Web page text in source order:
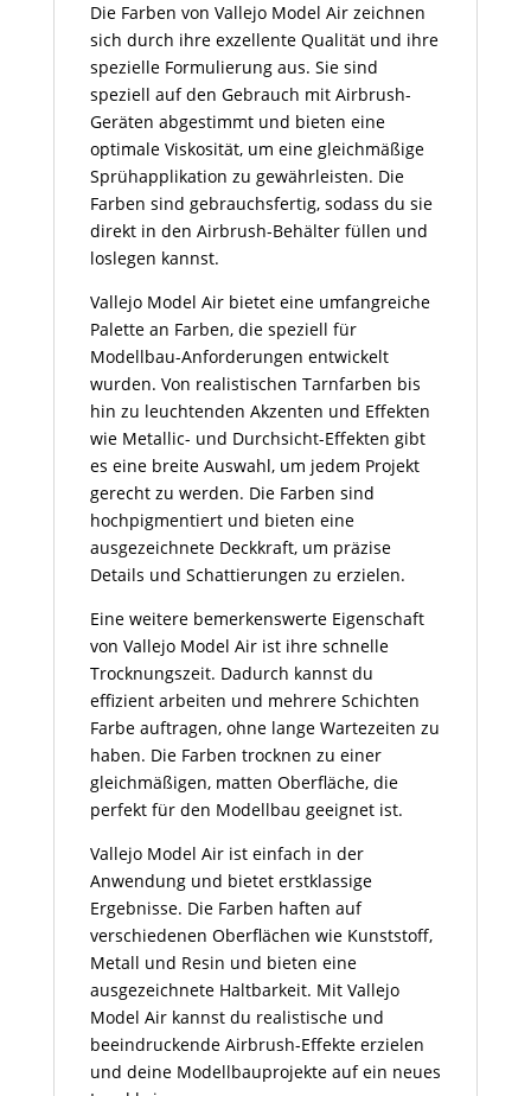
Die Farben von Vallejo Model Air zeichnen
sich durch ihre exzellente Qualität und ihre
spezielle Formulierung aus. Sie sind
speziell auf den Gebrauch mit Airbrush-
Geräten abgestimmt und bieten eine
optimale Viskosität, um eine gleichmäßige
Sprühapplikation zu gewährleisten. Die
Farben sind gebrauchsfertig, sodass du sie
direkt in den Airbrush-Behälter füllen und
loslegen kannst.
Vallejo Model Air bietet eine umfangreiche
Palette an Farben, die speziell für
Modellbau-Anforderungen entwickelt
wurden. Von realistischen Tarnfarben bis
hin zu leuchtenden Akzenten und Effekten
wie Metallic- und Durchsicht-Effekten gibt
es eine breite Auswahl, um jedem Projekt
gerecht zu werden. Die Farben sind
hochpigmentiert und bieten eine
ausgezeichnete Deckkraft, um präzise
Details und Schattierungen zu erzielen.
Eine weitere bemerkenswerte Eigenschaft
von Vallejo Model Air ist ihre schnelle
Trocknungszeit. Dadurch kannst du
effizient arbeiten und mehrere Schichten
Farbe auftragen, ohne lange Wartezeiten zu
haben. Die Farben trocknen zu einer
gleichmäßigen, matten Oberfläche, die
perfekt für den Modellbau geeignet ist.
Vallejo Model Air ist einfach in der
Anwendung und bietet erstklassige
Ergebnisse. Die Farben haften auf
verschiedenen Oberflächen wie Kunststoff,
Metall und Resin und bieten eine
ausgezeichnete Haltbarkeit. Mit Vallejo
Model Air kannst du realistische und
beeindruckende Airbrush-Effekte erzielen
und deine Modellbauprojekte auf ein neues